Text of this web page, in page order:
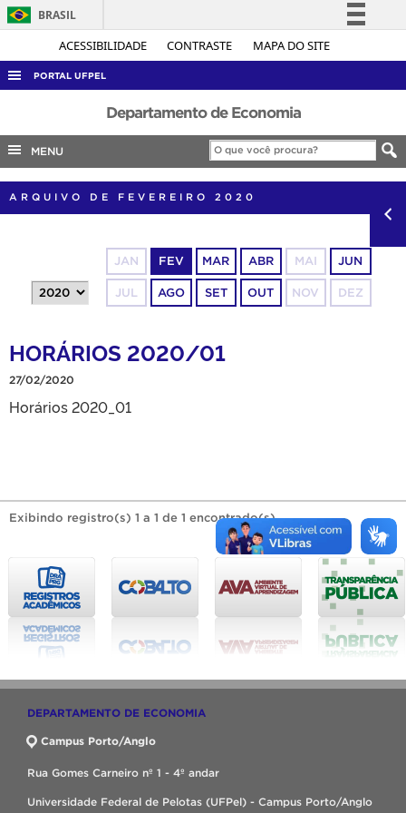
ACESSIBILIDADE CONTRASTE MAPA DO SITE
BRASIL
Simplifique!
Legislação
Canais
PORTAL UFPEL
ACESSO À INFORMAÇÃO
AUDITORIA
COBALTO
CONCURSOS
OUVIDORIA
TELEFONES
Departamento de Economia
MENU
ARQUIVO DE FEVEREIRO 2020
JAN FEV MAR ABR MAI JUN
JUL AGO SET OUT NOV DEZ
HORÁRIOS 2020/01
27/02/2020
Horários 2020_01
Exibindo registro(s) 1 a 1 de 1 encontrado(s).
DEPARTAMENTO DE ECONOMIA
Campus Porto/Anglo
Rua Gomes Carneiro nº 1 - 4º andar
Universidade Federal de Pelotas (UFPel) - Campus Porto/Anglo